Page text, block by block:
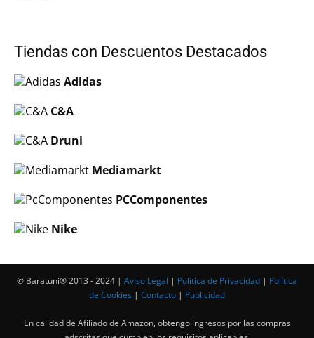
Tiendas con Descuentos Destacados
Adidas
C&A
Druni
Mediamarkt
PCComponentes
Nike
© Baratuni®‎ 2013 - 2024 | Aviso Legal | Política de Privacidad | Política
de Cookies | Contacto | Publicidad
En calidad de Afiliado de Amazon, obtengo ingresos por las compras